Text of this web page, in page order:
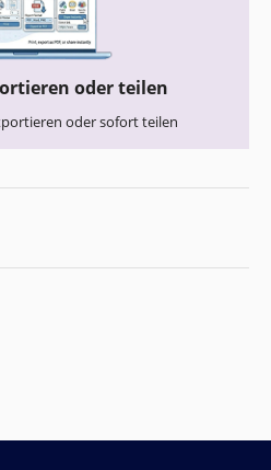
oder teilen
oder sofort teilen